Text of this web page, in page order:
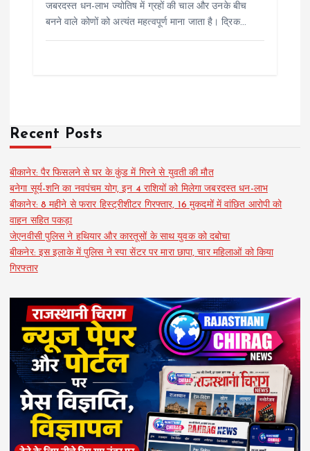
जबरदस्त धन-लाभ ज्योतिष में ग्रहों की चाल और उनके बीच
बनने वाले कोणों को अत्यंत महत्वपूर्ण माना जाता है। द्रिक…
Recent Posts
बीकानेर: पैर फिसलने से घर के कुंड में गिरने से युवती की मौत
बनेगा सूर्य-शनि का नवपंचम योग, इन 4 राशियों को मिलेगा जबरदस्त धन-लाभ
बीकानेर: 8 महीने से फरार हिस्ट्रीशीटर गिरफ्तार, 16 मुकदमों में वांछित आरोपी को
वाहन सहित पकड़ा
जेएनवीसी पुलिस ने हथियार और कारतूसों के साथ युवक को दबोचा
बीकनेर: इस इलाके में पुलिस ने स्पा सेंटर पर मारा छापा, चार महिलाओं को किया
गिरफ्तार